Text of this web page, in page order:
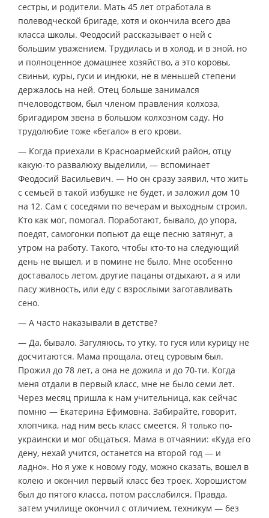
сестры, и родители. Мать 45 лет отработала в
полеводческой бригаде, хотя и окончила всего два
класса школы. Феодосий рассказывает о ней с
большим уважением. Трудилась и в холод, и в зной, но
и полноценное домашнее хозяйство, а это коровы,
свиньи, куры, гуси и индюки, не в меньшей степени
держалось на ней. Отец больше занимался
пчеловодством, был членом правления колхоза,
бригадиром звена в большом колхозном саду. Но
трудолюбие тоже «бегало» в его крови.
— Когда приехали в Красноармейский район, отцу
какую-то развалюху выделили, — вспоминает
Феодосий Васильевич. — Но он сразу заявил, что жить
с семьей в такой избушке не будет, и заложил дом 10
на 12. Сам с соседями по вечерам и выходным строил.
Кто как мог, помогал. Поработают, бывало, до упора,
поедят, самогонки попьют да еще песню затянут, а
утром на работу. Такого, чтобы кто-то на следующий
день не вышел, и в помине не было. Мне особенно
доставалось летом, другие пацаны отдыхают, а я или
пасу живность, или еду с взрослыми заготавливать
сено.
— А часто наказывали в детстве?
— Да, бывало. Загуляюсь, то утку, то гуся или курицу не
досчитаются. Мама прощала, отец суровым был.
Прожил до 78 лет, а она не дожила и до 70-ти. Когда
меня отдали в первый класс, мне не было семи лет.
Через месяц пришла к нам учительница, как сейчас
помню — Екатерина Ефимовна. Забирайте, говорит,
хлопчика, над ним весь класс смеется. Я только по-
украински и мог общаться. Мама в отчаянии: «Куда его
дену, нехай учится, останется на второй год — и
ладно». Но я уже к новому году, можно сказать, вошел в
колею и окончил первый класс без троек. Хорошистом
был до пятого класса, потом расслабился. Правда,
затем училище окончил с отличием, техникум — без